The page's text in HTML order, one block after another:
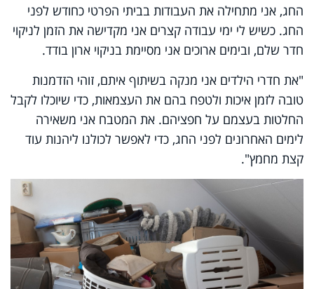
החג, אני מתחילה את העבודות בביתי הפרטי כחודש לפני
החג. כשיש לי ימי עבודה קצרים אני מקדישה את הזמן לניקוי
חדר שלם, ובימים ארוכים אני מסיימת בניקוי ארון בודד.
"את חדרי הילדים אני מנקה בשיתוף איתם, זוהי הזדמנות
טובה לזמן איכות ולטפח בהם את העצמאות, כדי שיוכלו לקבל
החלטות בעצמם על חפציהם. את המטבח אני משאירה
לימים האחרונים לפני החג, כדי לאפשר לכולנו ליהנות עוד
קצת מחמץ".